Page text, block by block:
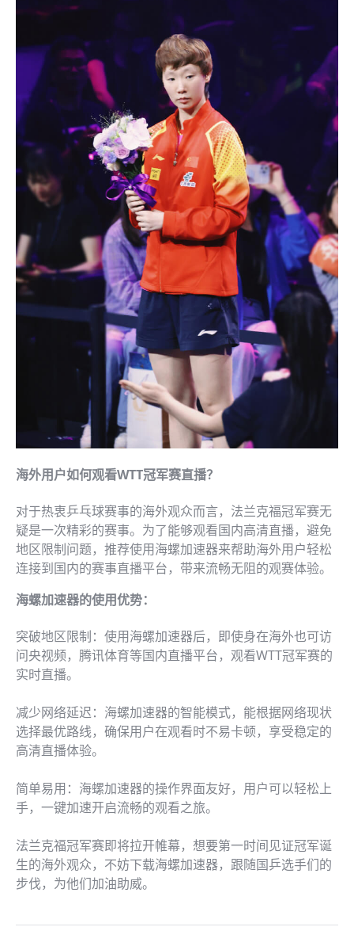
海外用户如何观看WTT冠军赛直播？
对于热衷乒乓球赛事的海外观众而言，法兰克福冠军赛无
疑是一次精彩的赛事。为了能够观看国内高清直播，避免
地区限制问题，推荐使用海螺加速器来帮助海外用户轻松
连接到国内的赛事直播平台，带来流畅无阻的观赛体验。
海螺加速器的使用优势：
突破地区限制：使用海螺加速器后，即使身在海外也可访
问央视频，腾讯体育等国内直播平台，观看WTT冠军赛的
实时直播。
减少网络延迟：海螺加速器的智能模式，能根据网络现状
选择最优路线，确保用户在观看时不易卡顿，享受稳定的
高清直播体验。
简单易用：海螺加速器的操作界面友好，用户可以轻松上
手，一键加速开启流畅的观看之旅。
法兰克福冠军赛即将拉开帷幕，想要第一时间见证冠军诞
生的海外观众，不妨下载海螺加速器，跟随国乒选手们的
步伐，为他们加油助威。